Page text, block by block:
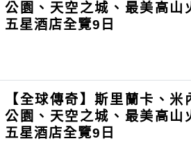
公園、天空之城、最美高山
五星酒店全覽9日
【全球傳奇】斯里蘭卡、米
公園、天空之城、最美高山
五星酒店全覽9日